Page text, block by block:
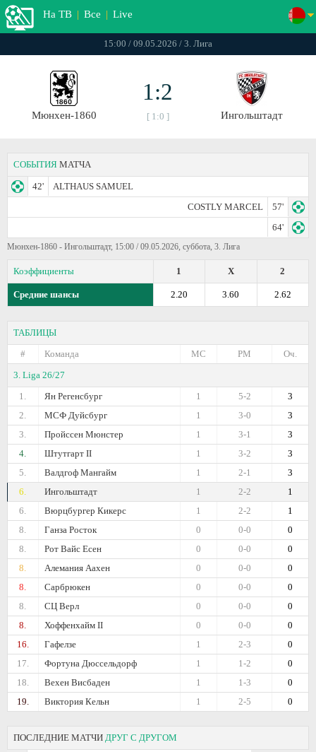
На ТВ | Все | Live
15:00 / 09.05.2026 / 3. Лига
Мюнхен-1860
1:2
[ 1:0 ] Ингольштадт
СОБЫТИЯ МАТЧА
42'
ALTHAUS SAMUEL
COSTLY MARCEL
57'
64'
Мюнхен-1860 - Ингольштадт, 15:00 / 09.05.2026, суббота, 3. Лига
Коэффициенты 2
X
1
Средние шансы 2.62
3.60
2.20
ТАБЛИЦЫ
#
Команда Оч.
РМ
МС
3. Liga 26/27
1.
Ян Регенсбург 3
5-2
1
2.
МСФ Дуйсбург 3
3-0
1
3.
Пройссен Мюнстер 3
3-1
1
4.
Штутгарт II 3
3-2
1
5.
Валдгоф Мангайм 3
2-1
1
6.
Ингольштадт 1
2-2
1
6.
Вюрцбургер Кикерс 1
2-2
1
8.
Ганза Росток 0
0-0
0
8.
Рот Вайс Есен 0
0-0
0
8.
Алемания Аахен 0
0-0
0
8.
Сарбрюкен 0
0-0
0
8.
СЦ Верл 0
0-0
0
8.
Хоффенхайм II 0
0-0
0
16.
Гафелзе 0
2-3
1
17.
Фортуна Дюссельдорф 0
1-2
1
18.
Вехен Висбаден 0
1-3
1
19.
Виктория Кельн 0
2-5
1
ПОСЛЕДНИЕ МАТЧИ ДРУГ С ДРУГОМ